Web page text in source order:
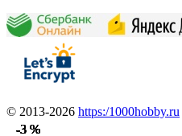
-3 %
-3 %
-3 %
-3 %
-3 %
-3 %
-3 %
-3 %
-3 %
-3 %
-3 %
-3 %
© 2013-2026 https:/1000hobby.ru